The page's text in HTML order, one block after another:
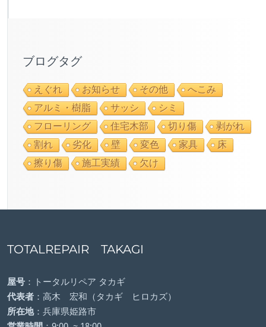
ブログタグ
えぐれ お知らせ その他
へこみ
アルミ・樹脂
サッシ
シミ
フローリング
住宅木部 切り傷
剥がれ
割れ
劣化 壁 変色 家具
床
擦り傷
施工実績 欠け
TOTALREPAIR TAKAGI
屋号 ：トータルリペア タカギ
代表者 ：高木 宏和（タカギ ヒロカズ）
所在地：兵庫県姫路市